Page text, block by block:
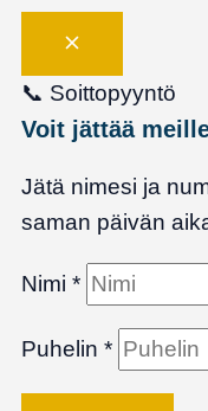
📞 Soittopyyntö
Voit jättää
Jätä nimesi ja
saman päivän
Nimi *
Puhelin *